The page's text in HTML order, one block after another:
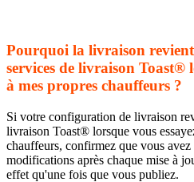
Pourquoi la livraison
services de livraison Toast®
à mes propres chauffeurs ?
Si votre configuration de livraison
livraison Toast® lorsque vous
chauffeurs, confirmez que vous
modifications après chaque mise à
effet qu'une fois que vous publiez.